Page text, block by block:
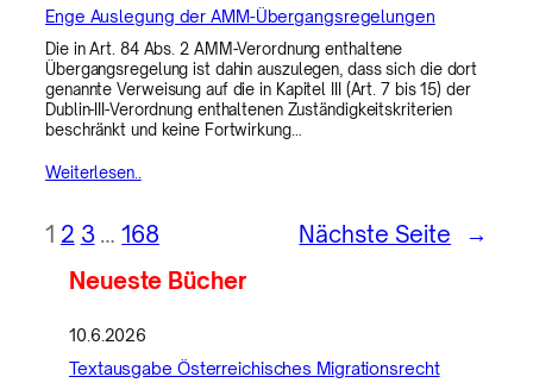
Enge Auslegung der AMM-Übergangsregelungen
Die in Art. 84 Abs. 2 AMM-Verordnung enthaltene
Übergangsregelung ist dahin auszulegen, dass sich die dort
genannte Verweisung auf die in Kapitel III (Art. 7 bis 15) der
Dublin-III-Verordnung enthaltenen Zuständigkeitskriterien
beschränkt und keine Fortwirkung…
Weiterlesen..
1 2 3 … 168 Nächste Seite
→
Neueste Bücher
10.6.2026
Textausgabe Österreichisches Migrationsrecht